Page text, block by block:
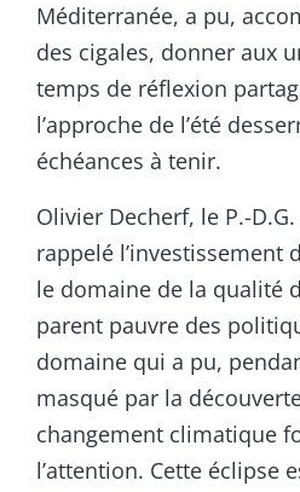
Méditerranée, a pu,
des cigales, donner aux
temps de réflexion
l’approche de l’été
échéances à tenir.
Olivier Decherf, le P.-
rappelé l’investissement
le domaine de la qualité
parent pauvre des
domaine qui a pu,
masqué par la
changement climatique
l’attention. Cette éclipse